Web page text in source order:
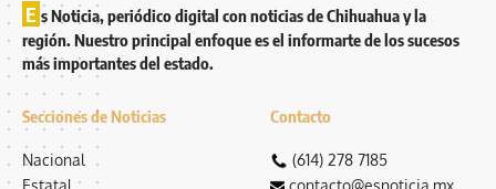
E s Noticia, periódico digital con noticias de Chihuahua y la
región. Nuestro principal enfoque es el informarte de los sucesos
más importantes del estado.
Secciones de Noticias
Nacional
Estatal
Contacto
(614) 278 7185
contacto@esnoticia.mx